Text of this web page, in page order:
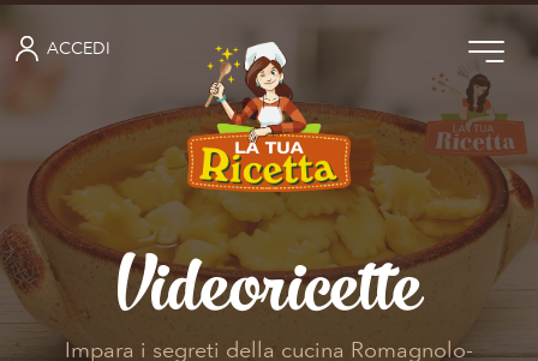
ACCEDI
Videoricette
Impara i segreti della cucina Romagnolo-